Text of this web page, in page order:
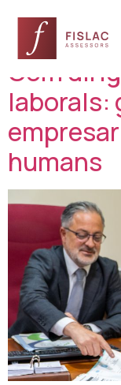
Autor:
Com
laborals:
humans